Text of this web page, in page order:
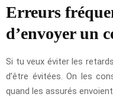
Erreurs
d’envoyer un
Si tu veux éviter les
d’être évitées. On les
quand les assurés